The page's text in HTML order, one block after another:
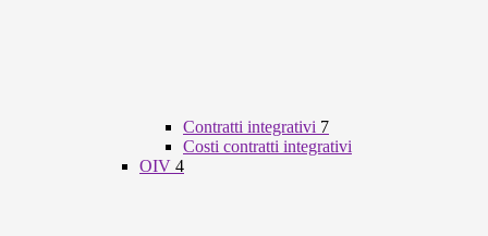
Contratti integrativi 7
Costi contratti integrativi
OIV 4